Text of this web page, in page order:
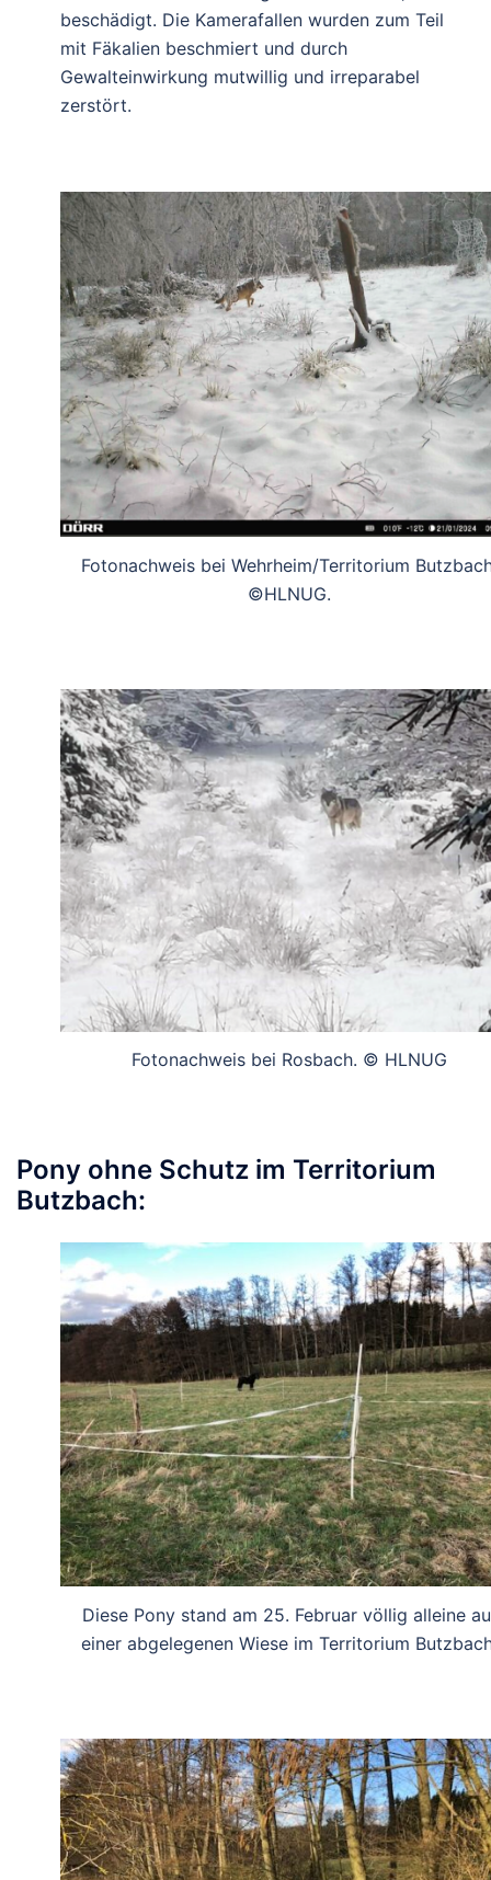
beschädigt. Die Kamerafallen wurden zum Teil
mit Fäkalien beschmiert und durch
Gewalteinwirkung mutwillig und irreparabel
zerstört.
Fotonachweis bei Wehrheim/Territorium
©HLNUG.
Fotonachweis bei Rosbach. © HLNUG
Pony ohne Schutz im Territorium
Butzbach:
Diese Pony stand am 25. Februar völlig alleine
einer abgelegenen Wiese im Territorium